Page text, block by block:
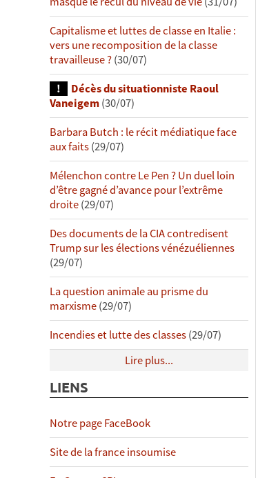
Capitalisme et luttes de classe en Italie :
vers une recomposition de la classe
travailleuse ?(30/07)
Décès du situationniste Raoul
Vaneigem(30/07)
Barbara Butch : le récit médiatique face
aux faits(29/07)
Mélenchon contre Le Pen ? Un duel loin
d’être gagné d’avance pour l’extrême
droite(29/07)
Des documents de la CIA contredisent
Trump sur les élections vénézuéliennes
(29/07)
La question animale au prisme du
marxisme(29/07)
Incendies et lutte des classes(29/07)
Lire plus...
LIENS
Notre page FaceBook
Site de la france insoumise